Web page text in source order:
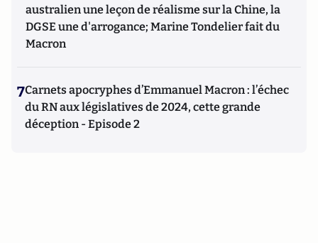
australien une leçon de réalisme sur la Chine, la
DGSE une d'arrogance; Marine Tondelier fait du
Macron
7Carnets apocryphes d’Emmanuel Macron : l’échec
du RN aux législatives de 2024, cette grande
déception - Episode 2